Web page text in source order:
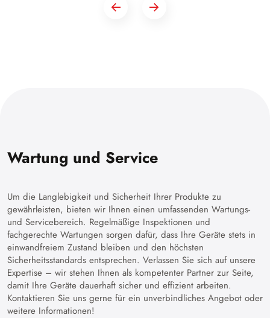
Wartung und Service
Um die Langlebigkeit und Sicherheit Ihrer Produkte zu
gewährleisten, bieten wir Ihnen einen umfassenden Wartungs-
und Servicebereich. Regelmäßige Inspektionen und
fachgerechte Wartungen sorgen dafür, dass Ihre Geräte stets in
einwandfreiem Zustand bleiben und den höchsten
Sicherheitsstandards entsprechen. Verlassen Sie sich auf unsere
Expertise – wir stehen Ihnen als kompetenter Partner zur Seite,
damit Ihre Geräte dauerhaft sicher und effizient arbeiten.
Kontaktieren Sie uns gerne für ein unverbindliches Angebot oder
weitere Informationen!